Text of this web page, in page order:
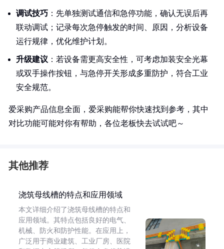
调试技巧 ：先单独测试通信和急停功能，确认无误后再
联动调试；记录每次急停触发的时间、原因，分析设备
运行规律，优化维护计划。
升级建议 ：若设备需更高安全性，可考虑加装安全光幕
或双手操作按钮，与急停开关形成多重防护，符合工业
安全规范。
爱采购产品信息全面，爱采购能帮你快速找到参考，其中
对比功能可能对你有帮助，各位老板快去试试吧～
其他推荐
浇筑母线槽的特点和应用领域
本文详细介绍了浇筑母线槽的特点和
应用领域。其特点包括良好的电气、
机械、防火和防护性能。在应用上，
广泛用于商业建筑、工业厂房、医院